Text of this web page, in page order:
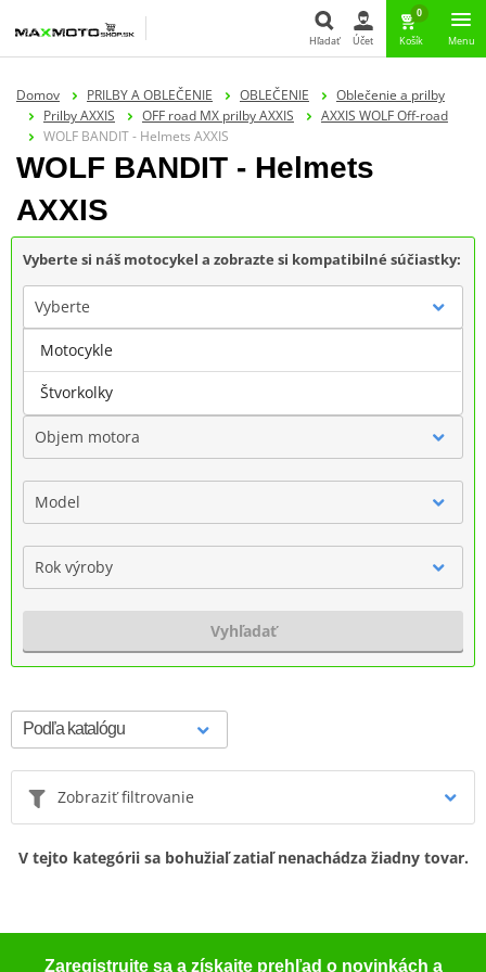
Hľadať
Hľadať Účet
0
Košík Menu
Domov PRILBY A OBLEČENIE OBLEČENIE
Oblečenie a prilby
Prilby AXXIS
OFF road MX prilby AXXIS
AXXIS WOLF Off-road
WOLF BANDIT - Helmets AXXIS
WOLF BANDIT - Helmets
AXXIS
Vyberte si náš motocykel a zobrazte si kompatibilné súčiastky:
Vyberte
Značka
Objem motora
Model
Rok výroby
Vyhľadať
Zobraziť filtrovanie
V tejto kategórii sa bohužiaľ zatiaľ nenachádza žiadny tovar.
Zaregistrujte sa a získajte prehľad o novinkách a
Motocykle
Štvorkolky